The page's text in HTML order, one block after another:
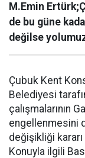
M.Emin
de bu güne
değilse
Çubuk Kent
Belediyesi
çalışmalarının
engellenmesini
değişikliği kararı
Konuyla ilgili